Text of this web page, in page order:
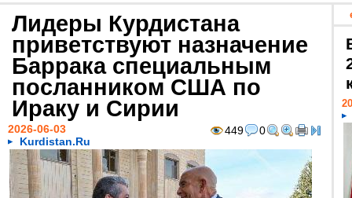
Лидеры Курдистана
приветствуют назначение
Баррака специальным
посланником США по
Ираку и Сирии
449 0
2026-06-03
Kurdistan.Ru